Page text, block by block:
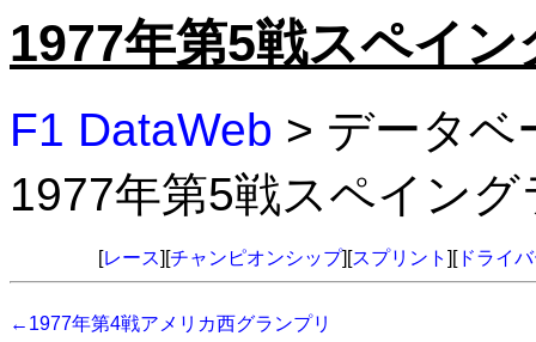
1977年第5戦スペイ
F1 DataWeb > データ
1977年第5戦スペイン
[レース][チャンピオンシップ][スプリント ][ドライ
←1977年第4戦アメリカ西グランプリ